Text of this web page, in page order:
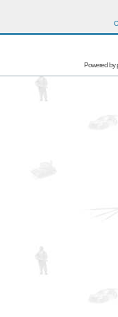
Powered by